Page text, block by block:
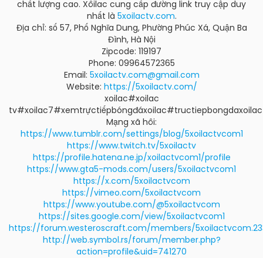
chất lượng cao. Xôilac cung cấp đường link truy cập duy
nhất là 5xoilactv.com.
Địa chỉ: số 57, Phố Nghĩa Dung, Phường Phúc Xá, Quận Ba
Đình, Hà Nội
Zipcode: 119197
Phone: 09964572365
Email: 5xoilactv.com@gmail.com
Website: https://5xoilactv.com/
xoilac#xoilac
Mạng xã hôi:
https://www.tumblr.com/settings/blog/5xoilactvcom1
https://www.twitch.tv/5xoilactv
https://profile.hatena.ne.jp/xoilactvcom1/profile
https://www.gta5-mods.com/users/5xoilactvcom1
https://x.com/5xoilactvcom
https://vimeo.com/5xoilactvcom
https://www.youtube.com/@5xoilactvcom
https://sites.google.com/view/5xoilactvcom1
https://forum.westeroscraft.com/members/
http://web.symbol.rs/forum/member.php?
action=profile&uid=741270